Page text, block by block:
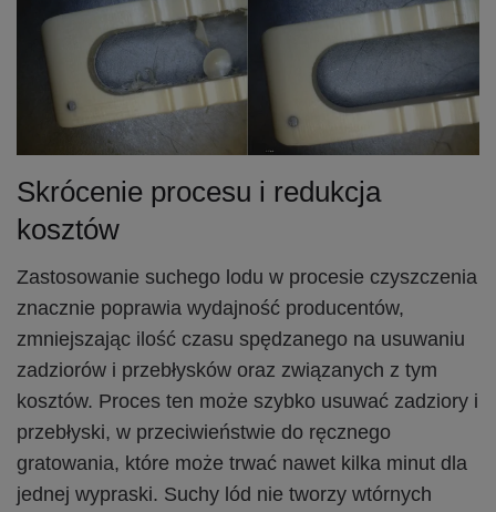
Skrócenie procesu i redukcja
kosztów
Zastosowanie suchego lodu w procesie czyszczenia
znacznie poprawia wydajność producentów,
zmniejszając ilość czasu spędzanego na usuwaniu
zadziorów i przebłysków oraz związanych z tym
kosztów. Proces ten może szybko usuwać zadziory i
przebłyski, w przeciwieństwie do ręcznego
gratowania, które może trwać nawet kilka minut dla
jednej wypraski. Suchy lód nie tworzy wtórnych